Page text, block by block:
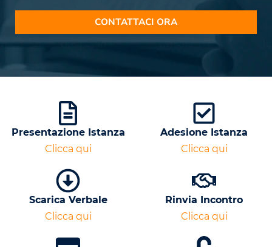
CONTATTACI ORA
Presentazione Istanza
Clicca qui
Adesione Istanza
Clicca qui
Scarica Verbale
Clicca qui
Rinvia Incontro
Clicca qui